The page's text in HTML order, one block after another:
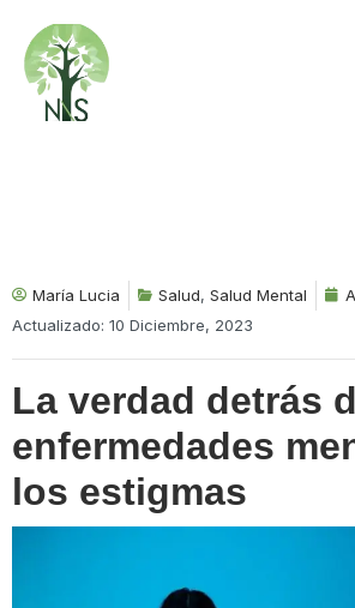
Saltar
contenido
María Lucia Salud, Salud Mental
Actualizado: 10 Diciembre, 2023
La verdad detrás
enfermedades
los estigmas